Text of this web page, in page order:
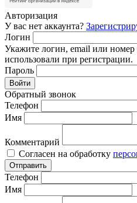
Авторизация
У вас нет аккаунта?
Логин
Укажите логин, email или
использовали при регистрации.
Пароль
Войти
Обратный звонок
Телефон
Имя
Комментарий
Согласен на обработку
Отправить
Телефон
Имя